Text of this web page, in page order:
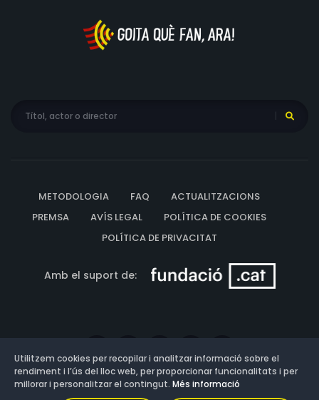
METODOLOGIA FAQ
ACTUALITZACIONS
PREMSA
AVÍS LEGAL
POLÍTICA DE COOKIES
POLÍTICA DE PRIVACITAT
Amb el suport de:
Utilitzem cookies per recopilar i analitzar informació sobre el
rendiment i l’ús del lloc web, per proporcionar funcionalitats i per
millorar i personalitzar el contingut. Més informació